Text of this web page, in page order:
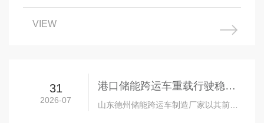
VIEW
31
2026-07
港口储能跨运车重载行驶稳定
吗
山东德州储能跨运车制造厂家以其前瞻